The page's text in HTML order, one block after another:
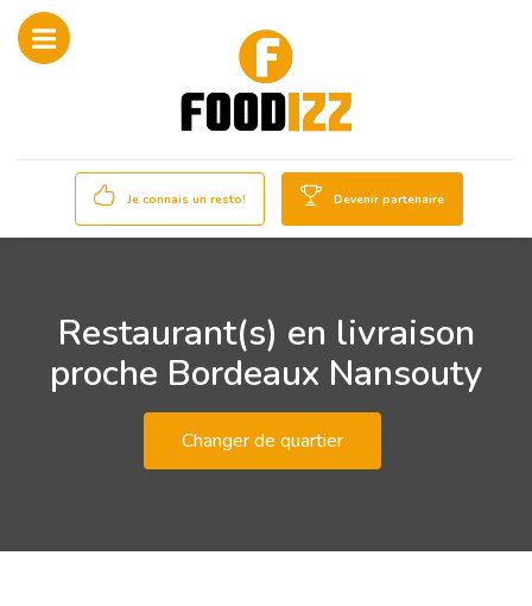
Je connais un resto! Devenir partenaire
Restaurant(s) en livraison
proche Bordeaux Nansouty
Changer de quartier